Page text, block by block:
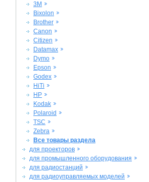
3M
Bixolon
Brother
Canon
Citizen
Datamax
Dymo
Epson
Godex
HiTi
HP
Kodak
Polaroid
TSC
Zebra
Все товары раздела
для проекторов
для промышленного оборудования
для радиостанций
для радиоуправляемых моделей